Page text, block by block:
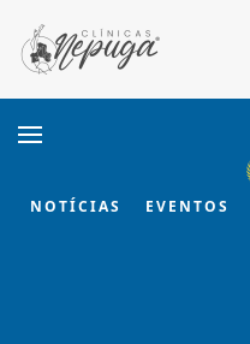
Skip to main content
NOTÍCIAS EVENTOS